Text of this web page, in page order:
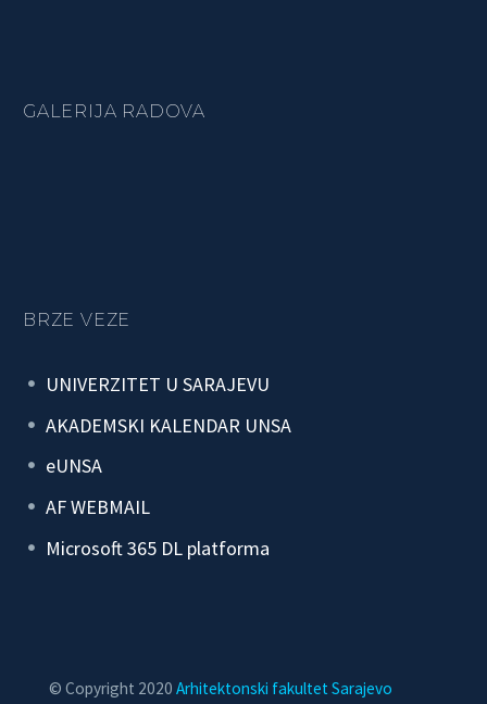
GALERIJA RADOVA
BRZE VEZE
UNIVERZITET U SARAJEVU
AKADEMSKI KALENDAR UNSA
eUNSA
AF WEBMAIL
Microsoft 365 DL platforma
© Copyright 2020 Arhitektonski fakultet Sarajevo